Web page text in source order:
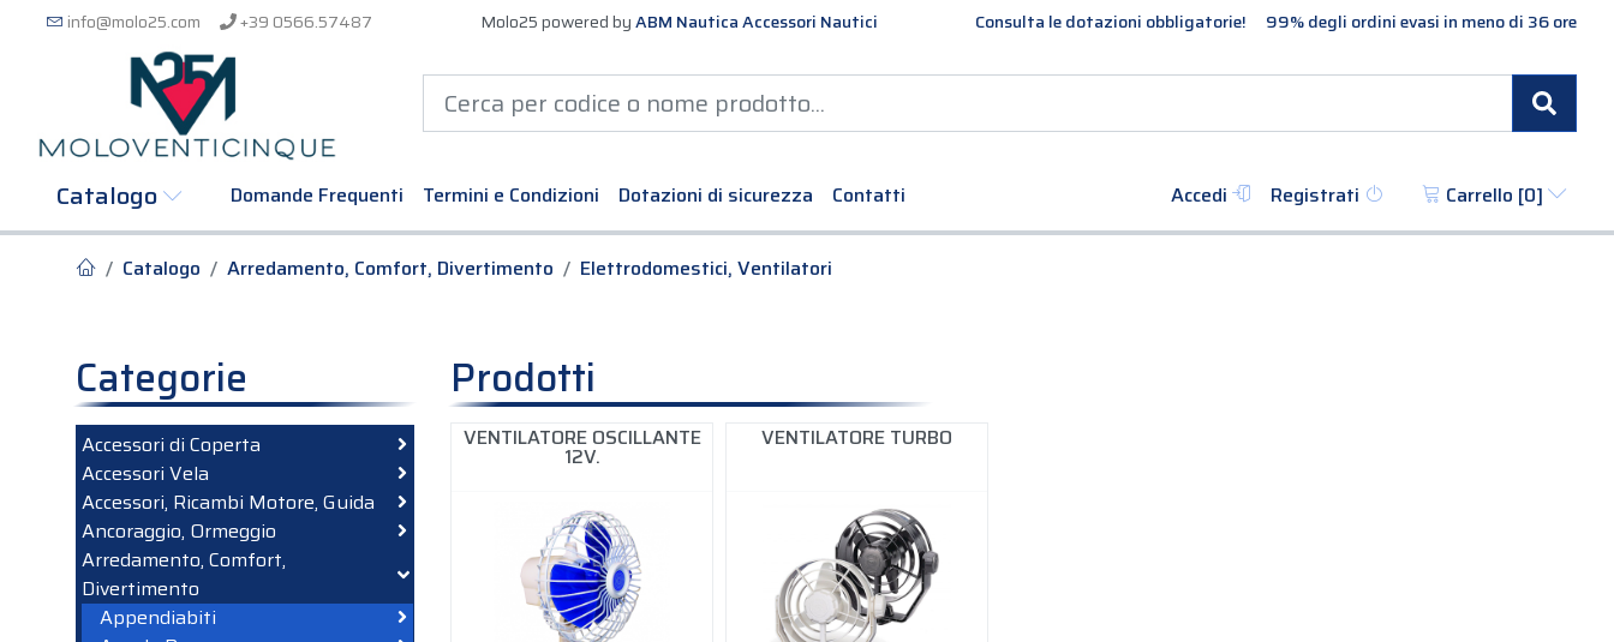
info@molo25.com +39 0566.57487 Molo25 powered byABM Nautica Accessori Nautici Consulta le dotazioni obbligatorie! 99% degli ordini evasi in meno di 36 ore
Catalogo Domande Frequenti Termini e Condizioni Dotazioni di sicurezza Contatti Accedi Registrati Carrello [0]
Catalogo Arredamento, Comfort, Divertimento Elettrodomestici, Ventilatori
Categorie
Accessori di Coperta
Accessori Vela
Accessori, Ricambi Motore, Guida
Ancoraggio, Ormeggio
Arredamento, Comfort,
Divertimento
Appendiabiti
Prodotti
VENTILATORE OSCILLANTE
12V.
VENTILATORE TURBO